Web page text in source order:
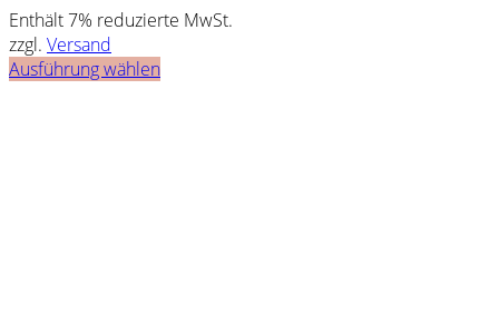
Enthält 7% reduzierte MwSt.
zzgl. Versand
Ausführung wählen